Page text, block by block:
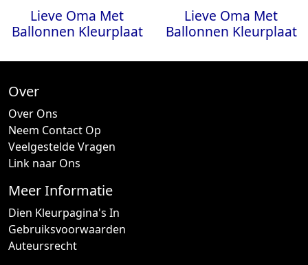
Lieve Oma Met
Ballonnen Kleurplaat
Lieve Oma Met
Ballonnen Kleurplaat
Over
Over Ons
Neem Contact Op
Veelgestelde Vragen
Link naar Ons
Meer Informatie
Dien Kleurpagina's In
Gebruiksvoorwaarden
Auteursrecht